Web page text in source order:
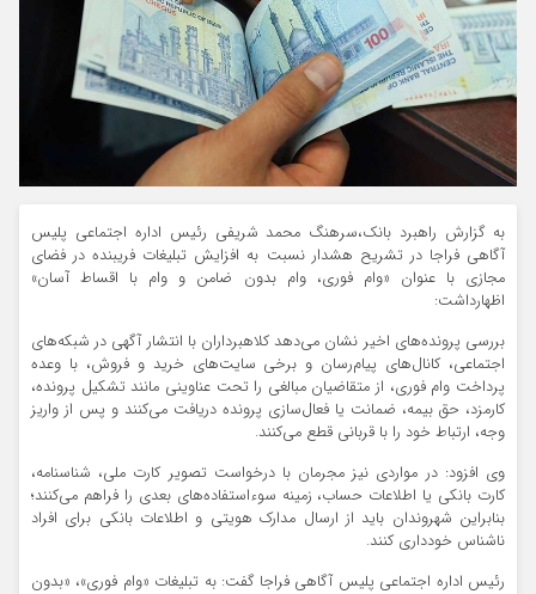
به گزارش راهبرد بانک،سرهنگ محمد شریفی رئیس اداره اجتماعی پلیس
آگاهی فراجا در تشریح هشدار نسبت به افزایش تبلیغات فریبنده در فضای
مجازی با عنوان «وام فوری، وام بدون ضامن و وام با اقساط آسان»
اظهارداشت:
بررسی پرونده‌های اخیر نشان می‌دهد کلاهبرداران با انتشار آگهی در شبکه‌های
اجتماعی، کانال‌های پیام‌رسان و برخی سایت‌های خرید و فروش، با وعده
پرداخت وام فوری، از متقاضیان مبالغی را تحت عناوینی مانند تشکیل پرونده،
کارمزد، حق بیمه، ضمانت یا فعال‌سازی پرونده دریافت می‌کنند و پس از واریز
وجه، ارتباط خود را با قربانی قطع می‌کنند.
وی افزود: در مواردی نیز مجرمان با درخواست تصویر کارت ملی، شناسنامه،
کارت بانکی یا اطلاعات حساب، زمینه سوءاستفاده‌های بعدی را فراهم می‌کنند؛
بنابراین شهروندان باید از ارسال مدارک هویتی و اطلاعات بانکی برای افراد
ناشناس خودداری کنند.
رئیس اداره اجتماعی پلیس آگاهی فراجا گفت: به تبلیغات «وام فوری»، «بدون